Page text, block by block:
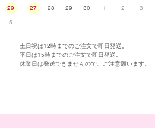
29
5
27
28 29 30 1 2 3
土日祝は12時までのご注文で即日発送。
平日は15時までのご注文で即日発送。
休業日は発送できませんので、ご注意願います。